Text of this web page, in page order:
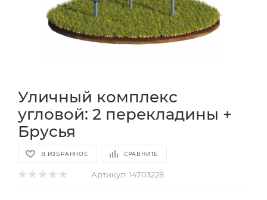
Уличный комплекс
угловой: 2 перекладины +
Брусья
В ИЗБРАННОЕ СРАВНИТЬ
Артикул: 14703228